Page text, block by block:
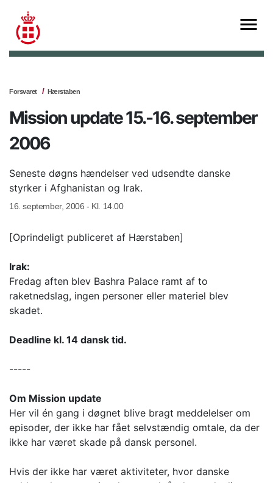
Forsvaret Hærstaben
Mission update 15.-16. september
2006
Seneste døgns hændelser ved udsendte danske
styrker i Afghanistan og Irak.
16. september, 2006 - Kl. 14.00
[Oprindeligt publiceret af Hærstaben]
Irak:
Fredag aften blev Bashra Palace ramt af to
raketnedslag, ingen personer eller materiel blev
skadet.
Deadline kl. 14 dansk tid.
-----
Om Mission update
Her vil én gang i døgnet blive bragt meddelelser om
episoder, der ikke har fået selvstændig omtale, da der
ikke har været skade på dansk personel.
Hvis der ikke har været aktiviteter, hvor danske